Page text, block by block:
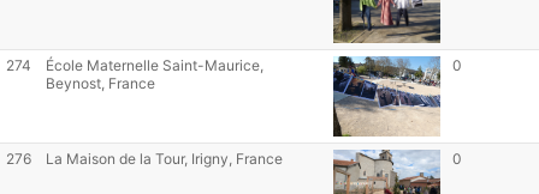
274
École Maternelle Saint-Maurice,
Beynost, France
0
276 La Maison de la Tour, Irigny, France 0